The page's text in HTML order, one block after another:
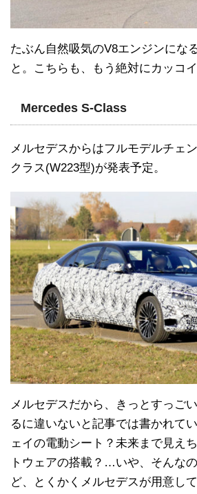
たぶん自然吸気のV8エンジンにな
と。こちらも、もう絶対にカッコ
Mercedes S-Class
メルセデスからはフルモデルチェ
クラス(W223型)が発表予定。
メルセデスだから、きっとすっご
るに違いないと記事では書かれて
ェイの電動シート？未来まで見え
トウェアの搭載？…いや、そんな
ど、とくかくメルセデスが用意し